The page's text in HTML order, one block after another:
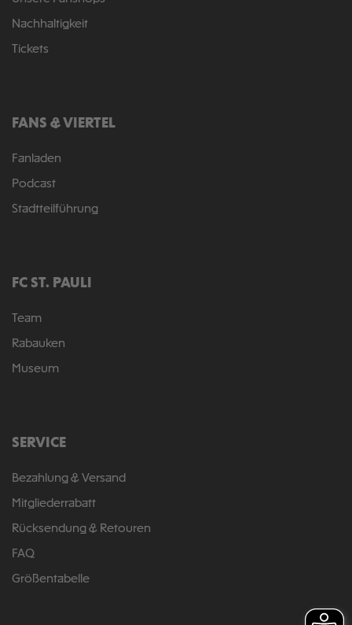
Nachhaltigkeit
Tickets
FANS & VIERTEL
Fanladen
Podcast
Stadtteilführung
FC ST. PAULI
Team
Rabauken
Museum
SERVICE
Bezahlung & Versand
Mitgliederrabatt
Rücksendung & Retouren
FAQ
Größentabelle